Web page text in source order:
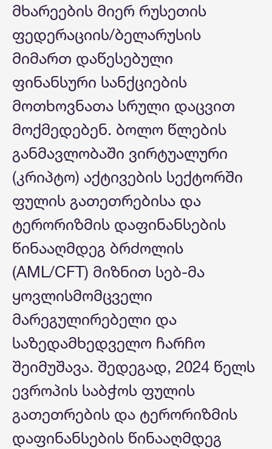
მხარეების მიერ რუსეთის
ფედერაციის/ბელარუსის
მიმართ დაწესებული
ფინანსური სანქციების
მოთხოვნათა სრული დაცვით
მოქმედებენ. ბოლო წლების
განმავლობაში ვირტუალური
(კრიპტო) აქტივების სექტორში
ფულის გათეთრებისა და
ტერორიზმის დაფინანსების
წინააღმდეგ ბრძოლის
(AML/CFT) მიზნით სებ-მა
ყოვლისმომცველი
მარეგულირებელი და
საზედამხედველო ჩარჩო
შეიმუშავა. შედეგად, 2024 წელს
ევროპის საბჭოს ფულის
გათეთრების და ტერორიზმის
დაფინანსების წინააღმდეგ